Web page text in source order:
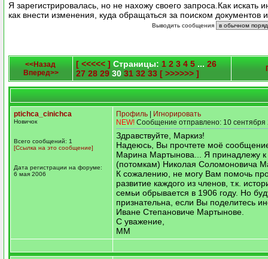
Я зарегистрировалась, но не нахожу своего запроса.Как
как внести изменения, куда обращаться за поиском документов
Выводить сообщения
<<Назад
Вперед>>
[ <<<<< ] Страницы: 1 2 3 4 5 ... 26
27 28 29 30 31 32 33 [ >>>>>> ]
ptichca_cinichca
Новичок
Всего сообщений: 1
[Ссылка на это сообщение]
Дата регистрации на форуме:
6 мая 2006
Профиль
Игнорировать
NEW! Сообщение отправлено: 10 сентября
Здравствуйте, Маркиз!
Надеюсь, Вы прочтете моё
Марина Мартынова... Я принадлежу к
(потомкам) Николая Соломоновича
К сожалению, не могу Вам помочь
развитие каждого из членов, т.к.
семьи обрывается в 1906 году. Но
признательна, если Вы поделитесь
Иване Степановиче Мартынове.
С уважение,
ММ